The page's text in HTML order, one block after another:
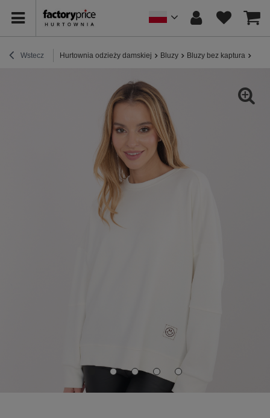
Wstecz Hurtownia odzieży damskiej Bluzy Bluzy bez kaptura